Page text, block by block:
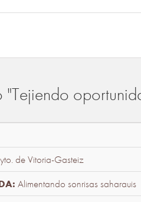
de Vitoria-Gasteiz
Alimentando sonrisas saharauis